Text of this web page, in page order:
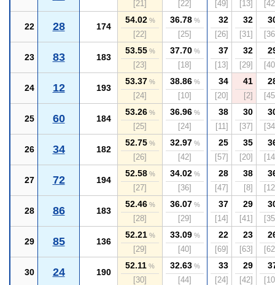
[21] [22] [49] [13]
22 28 174
54.02%
[22]
36.78%
[25]
32
[26]
32
[31]
23 83 183
53.55%
[23]
37.70%
[18]
37
[13]
32
[29]
24 12 193
53.37%
[24]
38.86%
[10]
34
[20]
41
[2]
25 60 184
53.26%
[25]
36.96%
[24]
38
[11]
30
[37]
26 34 182
52.75%
[26]
32.97%
[42]
25
[57]
35
[20]
27 72 194
52.58%
[27]
34.02%
[36]
28
[47]
38
[8]
28 86 183
52.46%
[28]
36.07%
[29]
37
[14]
29
[41]
29 85 136
52.21%
[29]
33.09%
[40]
22
[69]
23
[63]
30 24 190
52.11 %
[30]
32.63%
[44]
33
[24]
29
[42]